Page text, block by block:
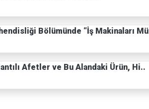
Bölümünde “İş Makinaları
Afetler ve Bu Alandaki Ürün, Hi..